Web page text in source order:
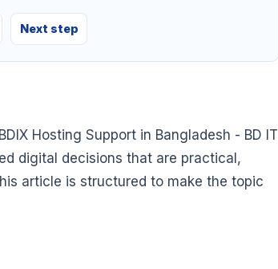
Next step
Hosting Support in Bangladesh - BD IT
digital decisions that are practical,
article is structured to make the topic